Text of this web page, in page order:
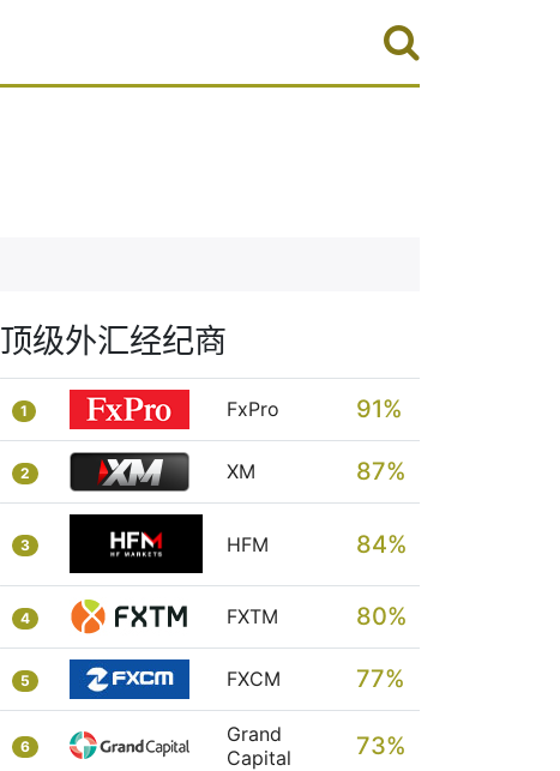
顶级外汇经纪商
1 FxPro 91%
2 XM 87%
3 HFM 84%
4 FXTM 80%
5 FXCM 77%
6
Grand
Capital
73%